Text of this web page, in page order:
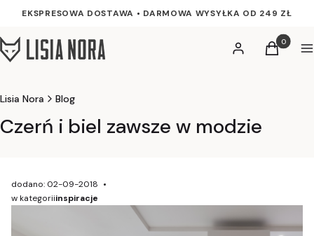
EKSPRESOWA DOSTAWA • DARMOWA WYSYŁKA OD 249 ZŁ
Zaloguj sięProdukty
Koszyk
Lisia Nora Blog
Czerń i biel zawsze w modzie
dodano: 02-09-2018
w kategoriiinspiracje